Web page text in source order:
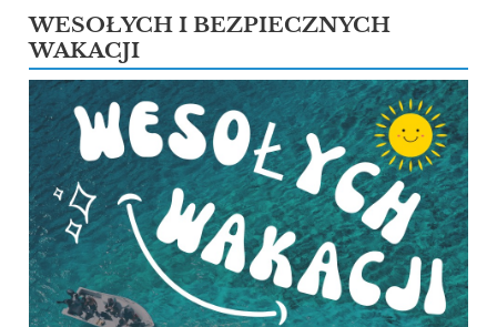
WESOŁYCH I BEZPIECZNYCH
WAKACJI